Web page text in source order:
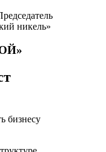
никель»